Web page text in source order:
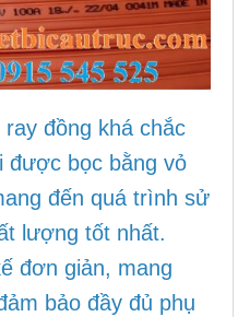
đồng khá chắc
được bọc bằng vỏ
đến quá trình sử
lượng tốt nhất.
đơn giản, mang
bảo đầy đủ phụ